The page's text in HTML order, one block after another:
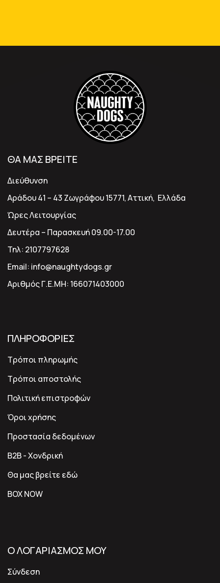
ΘΑ ΜΑΣ ΒΡΕΙΤΕ
Διεύθυνση
Αράδου 41 – 43 Ζωγράφου 15771, Αττική, Ελλάδα
Ώρες Λειτουργίας
Δευτέρα – Παρασκευή 09.00-17.00
Τηλ: 2107797628
Email: info@naughtydogs.gr
Αριθμός Γ.Ε.ΜΗ: 166071403000
ΠΛΗΡΟΦΟΡΙΕΣ
Τρόποι πληρωμής
Τρόποι αποστολής
Πολιτική επιστροφών
Όροι χρήσης
Προστασία δεδομένων
B2B - Χονδρική
Θα μας βρείτε εδώ
BOX NOW
Ο ΛΟΓΑΡΙΑΣΜΟΣ ΜΟΥ
Σύνδεση